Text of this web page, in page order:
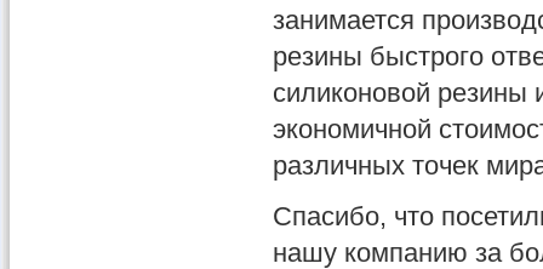
занимается
резины быстрого
силиконовой резины
экономичной
различных точек
Спасибо, что
нашу компанию за